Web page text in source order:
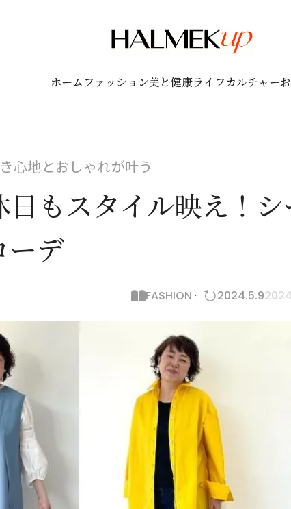
ホーム ファッション美と健康ライフカルチャー
心地とおしゃれが叶う
もスタイル映え！シ
ーデ
FASHION 2024.5.9